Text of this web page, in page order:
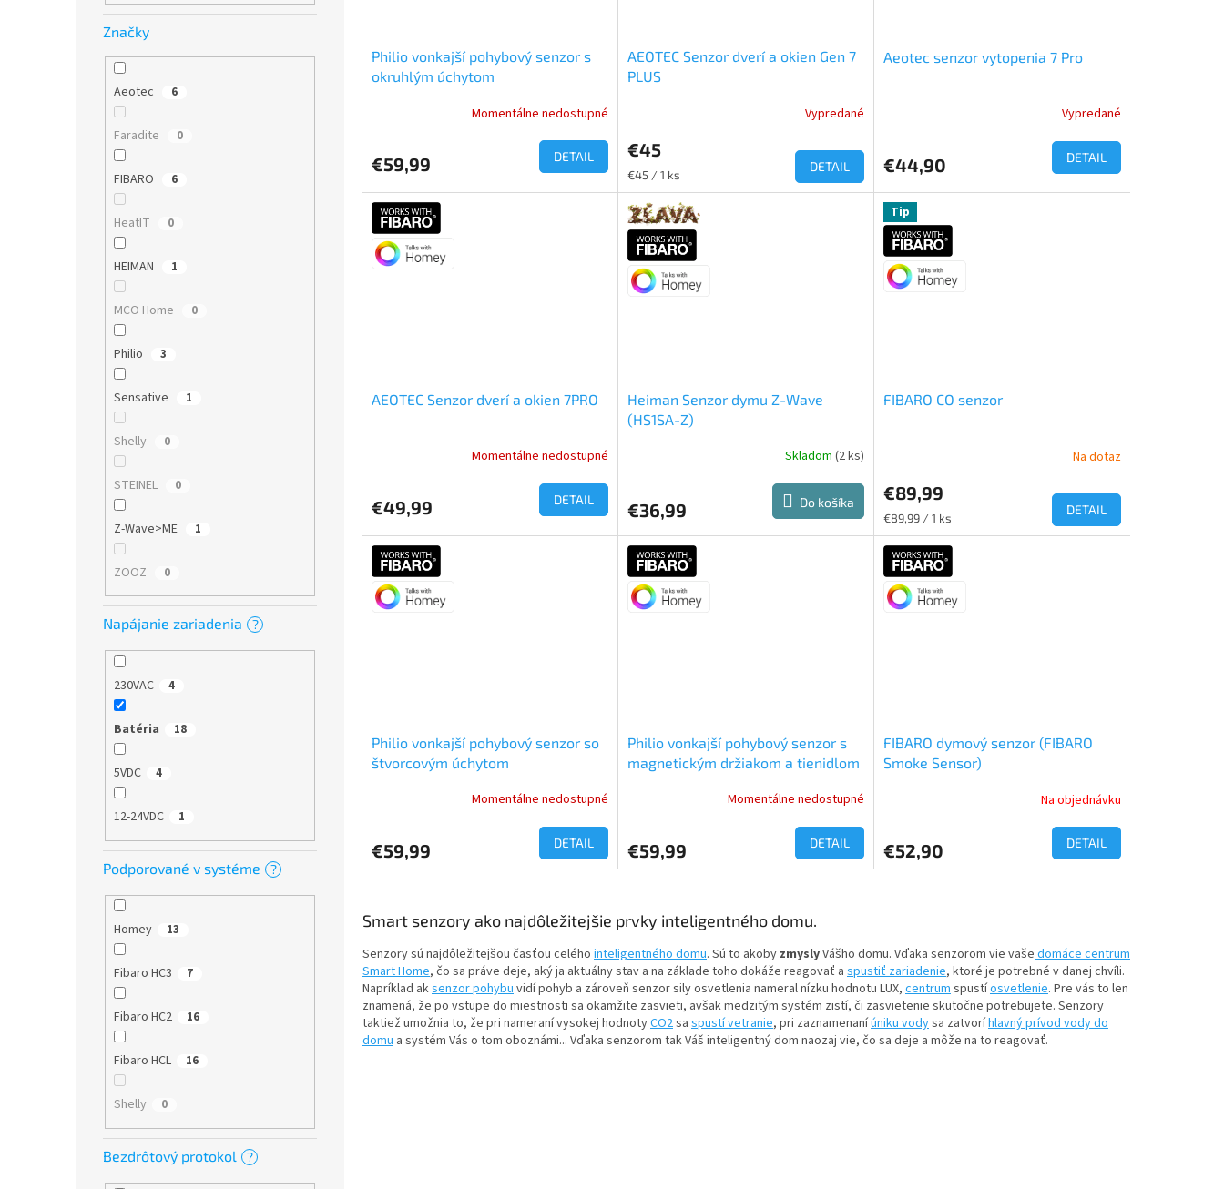
Značky
Aeotec 6
Faradite 0
FIBARO 6
HeatIT 0
HEIMAN 1
MCO Home 0
Philio 3
Sensative 1
Shelly 0
STEINEL 0
Z-Wave>ME 1
ZOOZ 0
Napájanie zariadenia ?
230VAC 4
Batéria 18
5VDC 4
12-24VDC 1
Podporované v systéme ?
Homey 13
Fibaro HC3 7
Fibaro HC2 16
Fibaro HCL 16
Shelly 0
Bezdrôtový protokol ?
Philio vonkajší pohybový senzor s
okruhlým úchytom
Momentálne nedostupné
€59,99 DETAIL
AEOTEC Senzor dverí a okien Gen 7
PLUS
Vypredané
€45
Jednotková
cena:
€45 / 1 ks
DETAIL
Aeotec senzor vytopenia 7 Pro
Vypredané
€44,90 DETAIL
AEOTEC Senzor dverí a okien 7PRO
Momentálne nedostupné
€49,99 DETAIL
Heiman Senzor dymu Z-Wave
(HS1SA-Z)
Skladom (2 ks)
€36,99 Do košíka
Tip
FIBARO CO senzor
produktu
je
5,0
z
hviezdičiek.
Na dotaz
€89,99
Jednotková
cena:
€89,99 / 1 ks
DETAIL
Philio vonkajší pohybový senzor so
štvorcovým úchytom
Momentálne nedostupné
€59,99 DETAIL
Philio vonkajší pohybový senzor s
magnetickým držiakom a tienidlom
Momentálne nedostupné
€59,99 DETAIL
FIBARO dymový senzor (FIBARO
Smoke Sensor)
je
Na objednávku
€52,90 DETAIL
v
l
á
d
a
c
i
e
p
Smart senzory ako najdôležitejšie prvky inteligentného domu.
Senzory sú najdôležitejšou časťou celého inteligentného domu. Sú to akoby zmyslyVášho domu. Vďaka senzorom vie vašedomáce centrum
Smart Home, čo sa práve deje, aký ja aktuálny stav a na základe toho dokáže reagovať a spustiť zariadenie, ktoré je potrebné v danej chvíli.
Napríklad aksenzor pohybuvidí pohyb a zároveň senzor sily osvetlenia nameral nízku hodnotu LUX, centrumspustíosvetlenie. Pre vás to len
znamená, že po vstupe do miestnosti sa okamžite zasvieti, avšak medzitým systém zistí, či zasvietenie skutočne potrebujete. Senzory
taktiež umožnia to, že pri nameraní vysokej hodnotyCO2sa spustí vetranie, pri zaznamenaníúniku vodysa zatvoríhlavný prívod vody do
domu a systém Vás o tom oboznámi... Vďaka senzorom tak Váš inteligentný dom naozaj vie, čo sa deje a môže na to reagovať.